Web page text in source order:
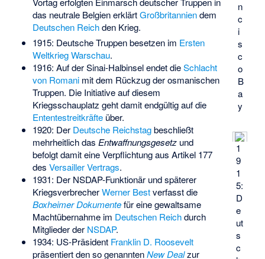
n
c
i
s
c
o
B
a
y
das neutrale Belgien erklärtGroßbritanniendem
Deutschen Reichden Krieg.
1
9
1
5:
D
e
ut
s
c
1915: Deutsche Truppen besetzen im Ersten
Weltkrieg Warschau.
1916: Auf der Sinai-Halbinsel endet dieSchlacht
von Romanimit dem Rückzug der osmanischen
Truppen. Die Initiative auf diesem
Kriegsschauplatz geht damit endgültig auf die
Ententestreitkräfteüber.
1920: Der Deutsche Reichstagbeschließt
mehrheitlich das Entwaffnungsgesetzund
befolgt damit eine Verpflichtung aus Artikel 177
des Versailler Vertrags.
1931: Der NSDAP-Funktionär und späterer
KriegsverbrecherWerner Bestverfasst die
Boxheimer Dokumentefür eine gewaltsame
Machtübernahme im Deutschen Reichdurch
Mitglieder der NSDAP.
1934: US-Präsident Franklin D. Roosevelt
präsentiert den so genanntenNew Dealzur